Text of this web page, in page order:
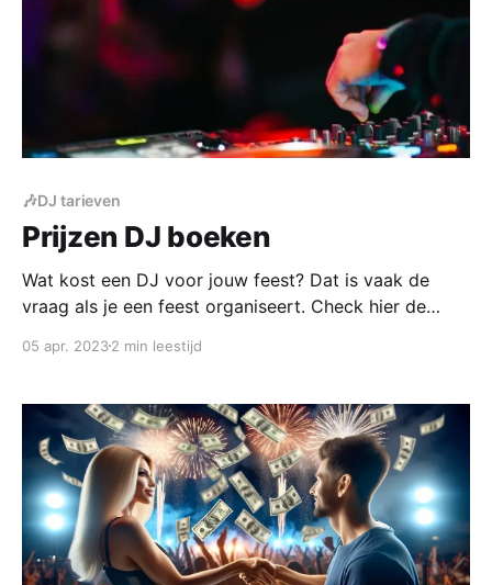
🎶DJ tarieven
Prijzen DJ boeken
Wat kost een DJ voor jouw feest? Dat is vaak de
vraag als je een feest organiseert. Check hier de
een DJ voor jouw feest? Dat is vaak de vraag als je
een DJ allemaal meebrengt.
05 apr. 20232 min leestijd